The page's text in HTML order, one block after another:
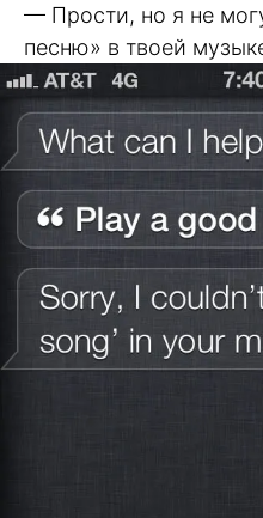
— Прости, но я не
песню» в твоей